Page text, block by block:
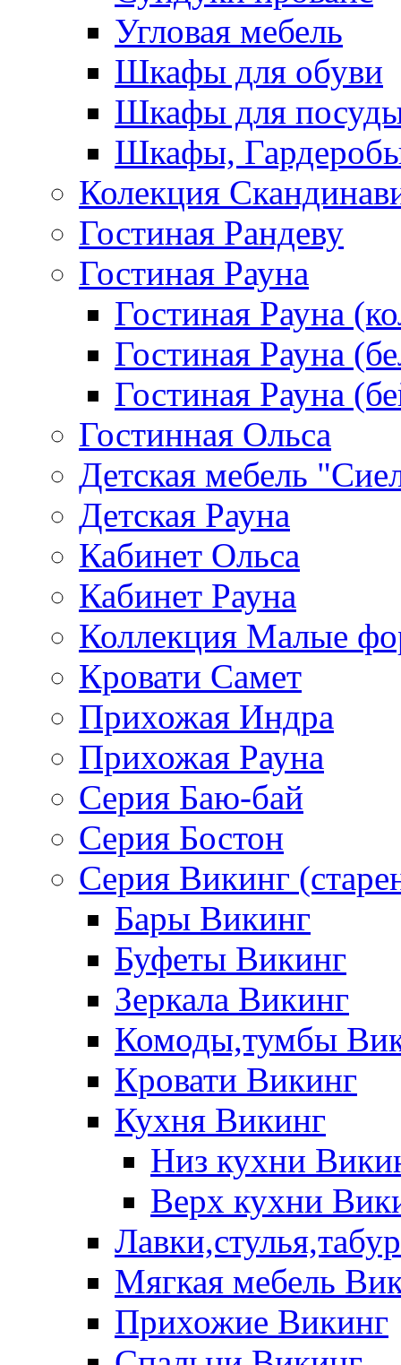
Угловая мебель
Шкафы для обуви
Шкафы для
Шкафы,
Колекция
Гостиная Рандеву
Гостиная Рауна
Гостиная Рауна
Гостиная Рауна
Гостиная Рауна
Гостинная Ольса
Детская мебель
Детская Рауна
Кабинет Ольса
Кабинет Рауна
Коллекция Малые
Кровати Самет
Прихожая Индра
Прихожая Рауна
Серия Баю-бай
Серия Бостон
Серия Викинг
Бары Викинг
Буфеты Викинг
Зеркала Викинг
Комоды,тумбы
Кровати Викинг
Кухня Викинг
Низ кухни
Верх кухни
Мягкая мебель
Прихожие Викинг